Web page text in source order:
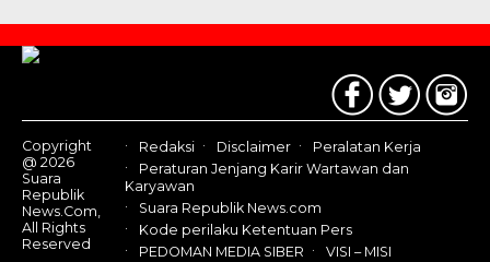
Contact
Us
Copyright
@ 2026
Suara
Republik
News.Com,
All Rights
Reserved
Redaksi Disclaimer
Peralatan Kerja
Peraturan Jenjang Karir Wartawan dan
Karyawan
Suara Republik News.com
Kode perilaku Ketentuan Pers
PEDOMAN MEDIA SIBER
VISI – MISI